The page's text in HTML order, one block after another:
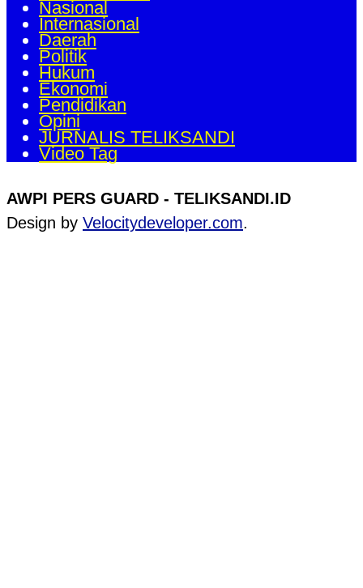
Nasional
Internasional
Daerah
Politik
Hukum
Ekonomi
Pendidikan
Opini
JURNALIS TELIKSANDI
Video Tag
AWPI PERS GUARD - TELIKSANDI.ID
Design by Velocitydeveloper.com.